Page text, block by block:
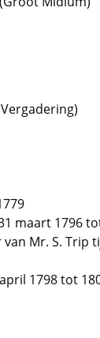
maart 1796
Mr. S. Trip
1798 tot